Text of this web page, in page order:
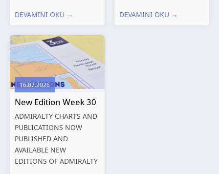
PUBLICATIONS New
Charts published 06
August 2026 Chart Title,
limits and other remarks
1602 China – Chang...
DEVAMINI OKU →
PUBLICATIONS New
DEVAMINI OKU →
16.07.2026
New Edition Week 30
ADMIRALTY CHARTS AND
PUBLICATIONS NOW
PUBLISHED AND
AVAILABLE NEW
EDITIONS OF ADMIRALTY